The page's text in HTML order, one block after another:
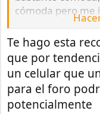
cómoda pero me
vista,
ya que valoro
formando.
Saludos
Te hago esta
que por
un celular que
para el foro
potencialmente